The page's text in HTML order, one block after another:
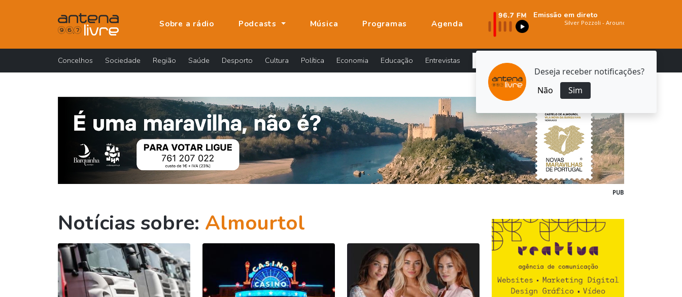
Deseja receber notificações?
Não
Sim
Sobre a rádio Podcasts Música Programas Agenda
Emissão em direto
Concelhos Sociedade Região Saúde Desporto Cultura Política Economia Educação Entrevistas
PUB
Notícias sobre: Almourtol